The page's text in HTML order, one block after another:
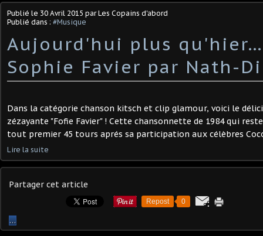
Publié le 30 Avril 2015 par Les Copains d'abord
Publié dans : #Musique
Aujourd'hui plus
Sophie Favier par Nath-
Dans la catégorie chanson kitsch et clip glamour, voici le
zézayante "Fofie Favier" ! Cette chansonnette de 1984 qui
tout premier 45 tours aprés sa participation aux célèbres
Lire la suite
Partager cet article
Repost 0
…